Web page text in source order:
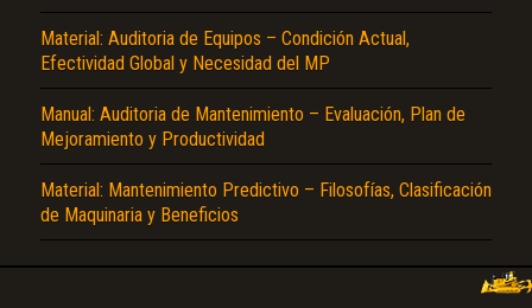
Material: Auditoria de Equipos – Condición Actual,
Efectividad Global y Necesidad del MP
Manual: Auditoria de Mantenimiento – Evaluación, Plan de
Mejoramiento y Productividad
Material: Mantenimiento Predictivo – Filosofías, Clasificación
de Maquinaria y Beneficios